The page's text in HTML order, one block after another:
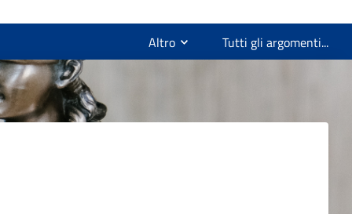
Altro Tutti gli argomenti...